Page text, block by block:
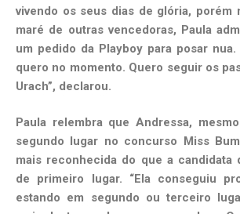
vivendo os seus dias de glória, porém
maré de outras vencedoras, Paula
um pedido da Playboy para posar
quero no momento. Quero seguir os
Urach”, declarou.
Paula relembra que Andressa,
segundo lugar no concurso Miss
mais reconhecida do que a candidata
de primeiro lugar. “Ela conseguiu
estando em segundo ou terceiro